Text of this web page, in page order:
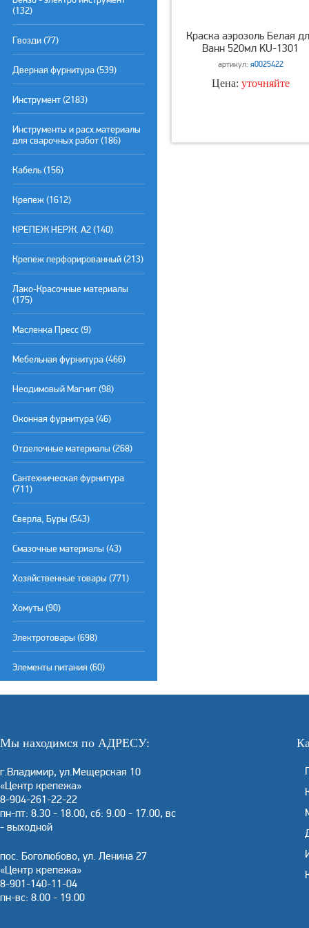
(132)
Гвозди (77)
Дверная фурнитура (539)
Инструмент (2183)
Инструменты и расх.материалы
для сварочных работ (186)
Кабель (156)
Крепеж (1612)
КРЕПЕЖ НЕРЖ. А2 (140)
Крепеж перфорированный (213)
Лако-Красочные материалы
(175)
Масленка Пресс (9)
Мебельная фурнитура (466)
Неодимовый Магнит (98)
Оконная фурнитура (46)
Отделочные материалы (268)
Сантехническая фурнитура
(711)
Сверла, Буры (543)
Смазочные материалы (43)
Хозяйственные товары (771)
Хомуты (90)
Электротовары (698)
Элементы питания (60)
Краска аэрозоль Белая
Ванн 520мл KU-1301
артикул: я0025422
Цена: уточняйте
Мы находимся по АДРЕСУ:
г.Владимир, ул.Мещерская 10
«Центр крепежа»
8-904-261-22-22
пн-пт: 8.30 - 18.00, сб: 9.00 - 17.00, вс
- выходной
пос. Боголюбово, ул. Ленина 27
«Центр крепежа»
8-901-140-11-04
пн-вс: 8.00 - 19.00